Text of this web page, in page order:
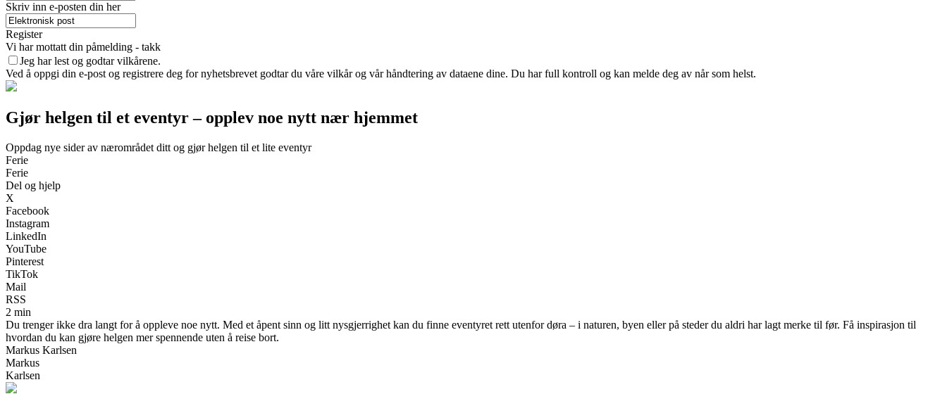
Skriv inn e-posten din her
Register
Vi har mottatt din påmelding - takk
Jeg har lest og godtar vilkårene.
Ved å oppgi din e-post og registrere deg for nyhetsbrevet godtar du våre vilkår og vår håndtering av dataene dine. Du har full kontroll og kan melde deg av når som helst.
Gjør helgen til et eventyr – opplev noe nytt nær hjemmet
Oppdag nye sider av nærområdet ditt og gjør helgen til et lite eventyr
Ferie
Ferie
Del og hjelp
X
Facebook
Instagram
LinkedIn
YouTube
Pinterest
TikTok
Mail
RSS
2 min
Du trenger ikke dra langt for å oppleve noe nytt. Med et åpent sinn og litt nysgjerrighet kan du finne eventyret rett utenfor døra – i naturen, byen eller på steder du aldri har lagt merke til før. Få inspirasjon til
hvordan du kan gjøre helgen mer spennende uten å reise bort.
Markus Karlsen
Markus
Karlsen